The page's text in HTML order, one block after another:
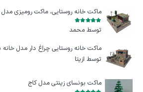
ماکت خانه روستایی، ماکت رومیزی مدل
5
توسط محمد
ماکت خانه روستایی چراغ‌ دار مدل خانه
توسط ازيتا
ماکت بونسای زینتی مدل کاج